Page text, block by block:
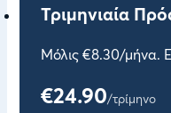
Τριμηνιαία
Μόλις €8.30/μήνα.
€24.90/τρίμηνο